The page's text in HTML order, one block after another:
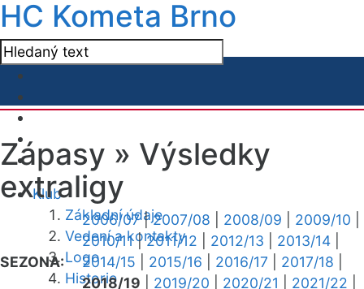
HC Kometa Brno
Klub
Základní údaje
Vedení a kontakty
Logo
Historie
Zápasy » Výsledky
extraligy
SEZONA:
2006/07|2007/08 2008/09 2009/10
2010/11|2011/12 2012/13 2013/14
2014/15
2015/16 2016/17 2017/18
2018/19
2019/20 2020/21 2021/22